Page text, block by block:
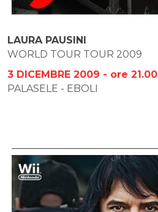
LAURA PAUSINI
WORLD TOUR TOUR 2009
3 DICEMBRE 2009 - ore 21.00
PALASELE - EBOLI